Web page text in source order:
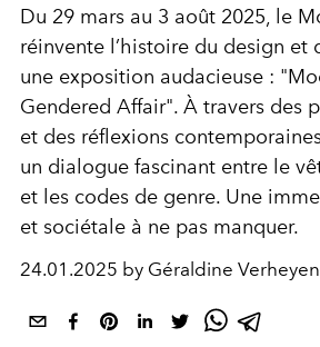
Du 29 mars au 3 août 2025, le
réinvente l’histoire du design et
une exposition audacieuse :
Gendered Affair". À travers des
et des réflexions
un dialogue fascinant entre le
et les codes de genre. Une
et sociétale à ne pas manquer.
24.01.2025 by Géraldine Verheyen